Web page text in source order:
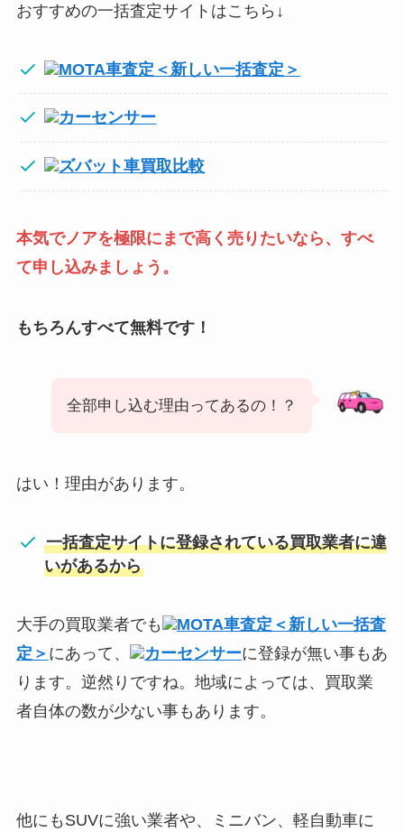
おすすめの一括査定サイトはこちら↓
MOTA車査定＜新しい一括査定＞
カーセンサー
ズバット車買取比較
本気でノアを極限にまで高く売りたいなら、すべ
て申し込みましょう。
もちろんすべて無料です！
全部申し込む理由ってあるの！？
はい！理由があります。
一括査定サイトに登録されている買取業者に違
いがあるから
大手の買取業者でも
MOTA車査定＜新しい一括査
定＞ にあって、 カーセンサーに登録が無い事もあ
ります。逆然りですね。地域によっては、買取業
者自体の数が少ない事もあります。
他にもSUVに強い業者や、ミニバン、軽自動車に